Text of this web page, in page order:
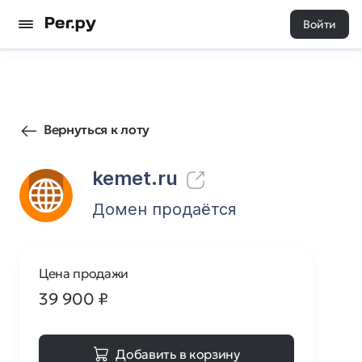
Войти
Вернуться к лоту
kemet.ru
4517 2
Домен продаётся
Цена продажи
39 900 ₽
Добавить в корзину